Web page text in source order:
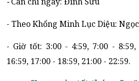
- Theo Khổng Minh Lục Diệu:
- Giờ tốt: 3:00 - 4:59, 7:00 - 8:59,
16:59, 17:00 - 18:59, 21:00 - 22:59.